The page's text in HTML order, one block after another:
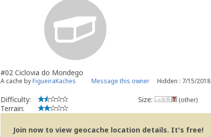
#02 Ciclovia do Mondego
A cache byFigueiraKaches Message this owner Hidden : 7/15/2018
Difficulty:
Terrain:
Size: (other)
Join now to view geocache location details. It's free!